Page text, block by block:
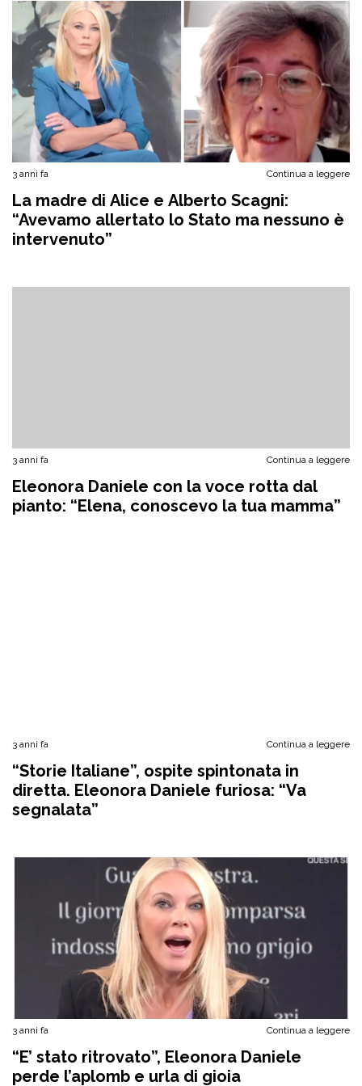
3 anni fa Continua a leggere
La madre di Alice e Alberto Scagni:
“Avevamo allertato lo Stato ma nessuno è
intervenuto”
3 anni fa Continua a leggere
Eleonora Daniele con la voce rotta dal
pianto: “Elena, conoscevo la tua mamma”
3 anni fa Continua a leggere
“Storie Italiane”, ospite spintonata in
diretta. Eleonora Daniele furiosa: “Va
segnalata”
3 anni fa Continua a leggere
“E’ stato ritrovato”, Eleonora Daniele
perde l’aplomb e urla di gioia